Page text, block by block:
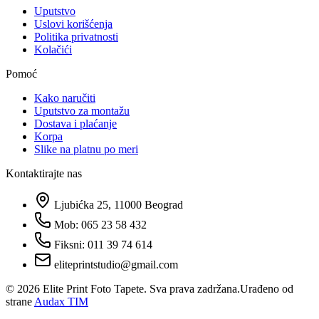
Uputstvo
Uslovi korišćenja
Politika privatnosti
Kolačići
Pomoć
Kako naručiti
Uputstvo za montažu
Dostava i plaćanje
Korpa
Slike na platnu po meri
Kontaktirajte nas
Ljubićka 25, 11000 Beograd
Mob: 065 23 58 432
Fiksni: 011 39 74 614
eliteprintstudio@gmail.com
© 2026 Elite Print Foto Tapete. Sva prava zadržana.Urađeno od
strane Audax TIM